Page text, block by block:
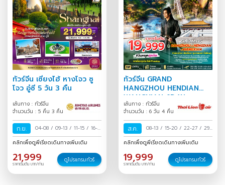
ทัวร์จีน เซี่ยงไฮ้ หางโจว ซู
โจว อู๋ซี 5 วัน 3 คืน
เส้นทาง : ทัวร์จีน
จำนวนวัน : 5 คืน 3 คืน
ก.ย. 04-08 / 09-13 / 11-15 / 16-
20/18-22/30 ก.ย.-04
ต.ค.
คลิกเพื่อดูพีเรียดเดินทางเพิ่มเติม
21,999
ราคาเริ่มต้น บาท/ท่าน
ดูโปรแกรมทัวร์
ทัวร์จีน GRAND
HANGZHOU HENDIAN
WANGXIAN 6D4N
เส้นทาง : ทัวร์จีน
จำนวนวัน : 6 วัน 4 คืน
ส.ค. 08-13 / 15-20 / 22-27 / 29
ส.ค.-03 ก.ย./
คลิกเพื่อดูพีเรียดเดินทางเพิ่มเติม
19,999
ราคาเริ่มต้น บาท/ท่าน
ดูโปรแกรมทัวร์